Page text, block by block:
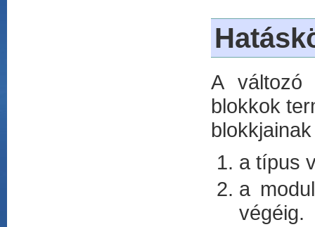
A változó
blokkok
a típus
a
végéig.